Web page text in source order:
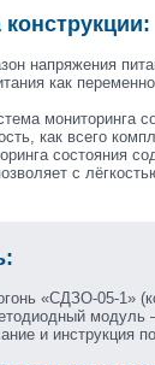
напряжения
как
мониторинга
как всего
состояния
с
«СДЗО-05-1»
модуль
и инструкция